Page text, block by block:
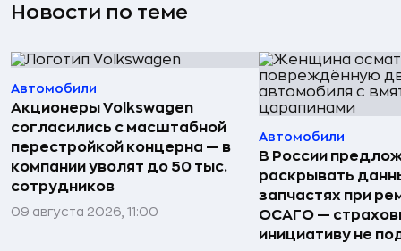
Новости по теме
Автомобили
Акционеры Volkswagen
согласились с масштабной
перестройкой концерна — в
компании уволят до 50 тыс.
сотрудников
09 августа 2026, 11:00
Автомобили
В России
раскрывать
запчастях при
ОСАГО —
инициативу не